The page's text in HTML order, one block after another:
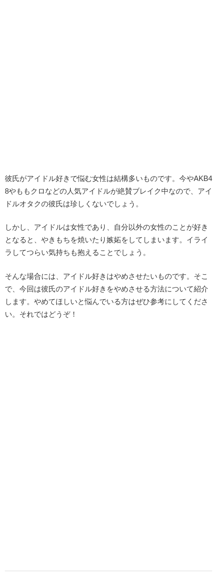
彼氏がアイドル好きで悩む女性は結構多いものです。今やAKB4
8やももクロなどの人気アイドルが絶賛ブレイク中なので、アイ
ドルオタクの彼氏は珍しくないでしょう。
しかし、アイドルは女性であり、自分以外の女性のことが好き
となると、やきもちを焼いたり嫉妬をしてしまいます。イライ
ラしてつらい気持ちも抱えることでしょう。
そんな場合には、アイドル好きはやめさせたいものです。そこ
で、今回は彼氏のアイドル好きをやめさせる方法について紹介
します。やめてほしいと悩んでいる方はぜひ参考にしてくださ
い。それではどうぞ！